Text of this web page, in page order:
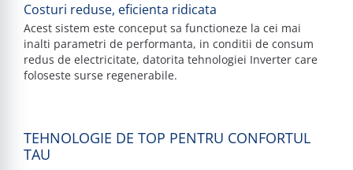
Costuri reduse, eficienta ridicata
Acest sistem este conceput sa functioneze la cei mai
inalti parametri de performanta, in conditii de consum
redus de electricitate, datorita tehnologiei Inverter care
foloseste surse regenerabile.
TEHNOLOGIE DE TOP PENTRU CONFORTUL
TAU